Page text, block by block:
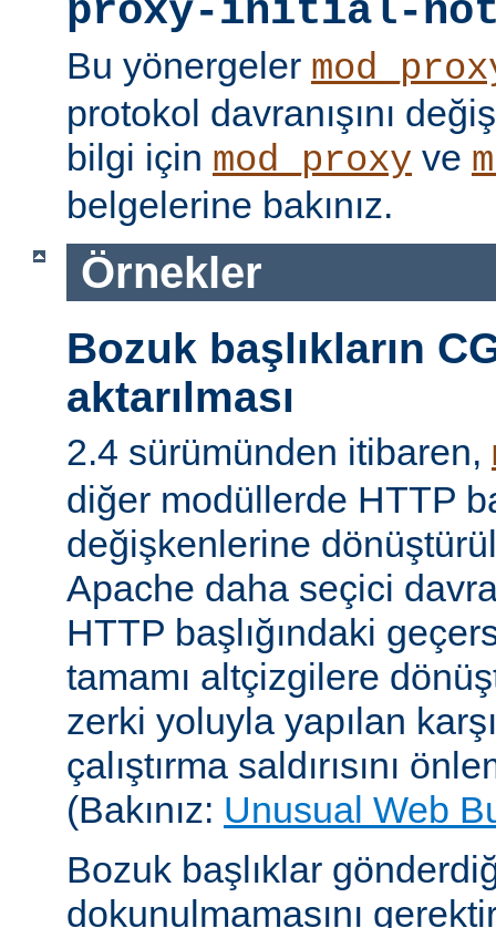
proxy-initial-
Bu yönergeler
protokol davranışını
bilgi için mod_proxy ve
belgelerine bakınız.
Örnekler
Bozuk başlıkların
aktarılması
2.4 sürümünden itibaren,
diğer modüllerde HTTP
değişkenlerine
Apache daha seçici
HTTP başlığındaki
tamamı altçizgilere
zerki yoluyla yapılan
çalıştırma saldırısını
(Bakınız: Unusual Web
Bozuk başlıklar
dokunulmamasını